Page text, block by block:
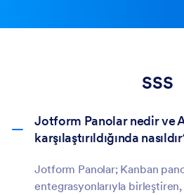
SSS
Jotform Panolar nedir ve
karşılaştırıldığında
Jotform Panolar; Kanban
entegrasyonlarıyla birleştiren,